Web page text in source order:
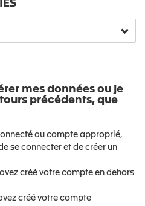
mes données ou je
précédents, que
au compte approprié,
se connecter et de créer un
créé votre compte en dehors
créé votre compte